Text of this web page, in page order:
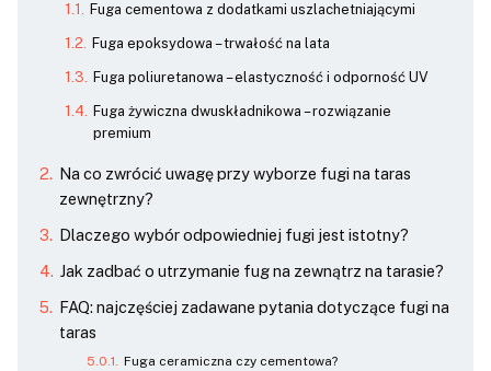
Fuga cementowa z dodatkami uszlachetniającymi
Fuga epoksydowa – trwałość na lata
Fuga poliuretanowa – elastyczność i odporność UV
Fuga żywiczna dwuskładnikowa – rozwiązanie
premium
Na co zwrócić uwagę przy wyborze fugi na taras
zewnętrzny?
Dlaczego wybór odpowiedniej fugi jest istotny?
Jak zadbać o utrzymanie fug na zewnątrz na tarasie?
FAQ: najczęściej zadawane pytania dotyczące fugi na
taras
Fuga ceramiczna czy cementowa?